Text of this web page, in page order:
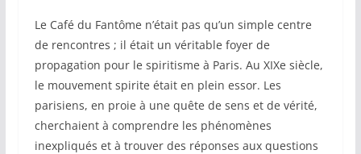
Le Café du Fantôme n’était pas qu’un simple centre
de rencontres ; il était un véritable foyer de
propagation pour le spiritisme à Paris. Au XIXe siècle,
le mouvement spirite était en plein essor. Les
parisiens, en proie à une quête de sens et de vérité,
cherchaient à comprendre les phénomènes
inexpliqués et à trouver des réponses aux questions